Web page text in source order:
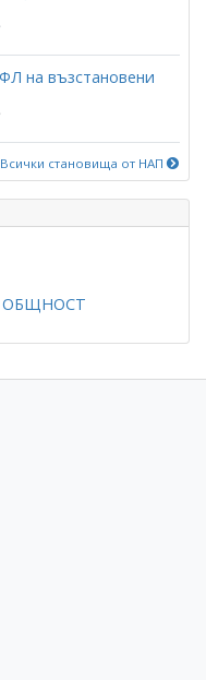
на възстановени
Всички становища от НАП
ОБЩНОСТ